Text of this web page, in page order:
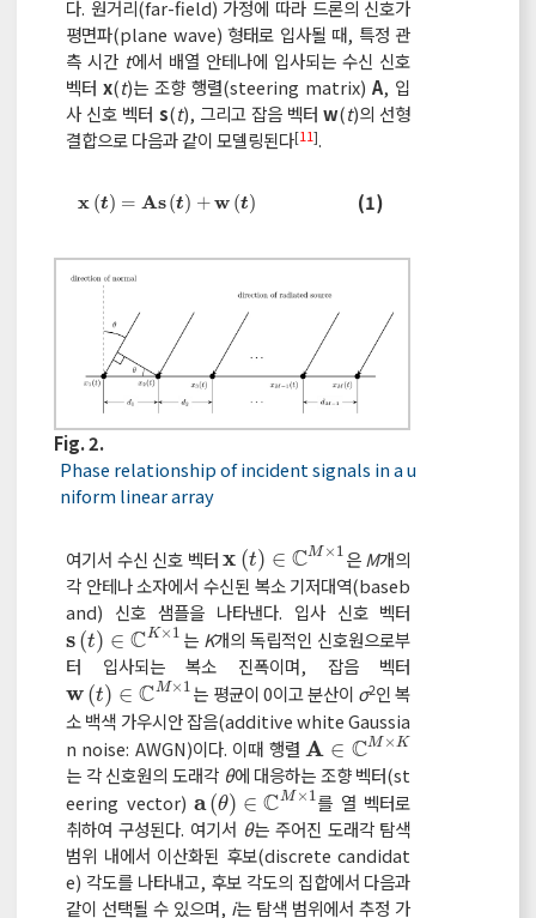
다. 원거리(far-field) 가정에 따라 드론의 신호가
평면파(plane wave) 형태로 입사될 때, 특정 관
측 시간 t에서 배열 안테나에 입사되는 수신 신호
벡터x(t)는 조향 행렬(steering matrix)A, 입
사 신호 벡터 s(t), 그리고 잡음 벡터w(t)의 선형
결합으로 다음과 같이 모델링된다[11].
x (t) = As(t) +w (t)
x t=Ast+wt (1)
Fig. 2.
Phase relationship of incident signals in a u
niform linear array
여기서 수신 신호 벡터x (t) ∈ CM×1
xt ∈C M×1 은M개의
각 안테나 소자에서 수신된 복소 기저대역(baseb
and) 신호 샘플을 나타낸다. 입사 신호 벡터
s(t) ∈ CK×1
st∈C K ×1 는 K개의 독립적인 신호원으로부
터 입사되는 복소 진폭이며, 잡음 벡터
w(t) ∈ CM×1
wt∈C M ×1 는 평균이 0이고 분산이 σ2인 복
소 백색 가우시안 잡음(additive white Gaussia
n noise: AWGN)이다. 이때 행렬 A ∈ CM×K
A∈C M×K
는 각 신호원의 도래각 θ에 대응하는 조향 벡터(st
eering vector)a(θ) ∈ CM×1
aθ∈C M ×1
를 열 벡터로
취하여 구성된다. 여기서 θ는 주어진 도래각 탐색
범위 내에서 이산화된 후보(discrete candidat
e) 각도를 나타내고, 후보 각도의 집합에서 다음과
같이 선택될 수 있으며, i는 탐색 범위에서 추정 가